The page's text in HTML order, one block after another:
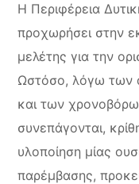
Η Περιφέρεια
προχωρήσει στην
μελέτης για την
Ωστόσο, λόγω των
και των
συνεπάγονται,
υλοποίηση μίας
παρέμβασης,